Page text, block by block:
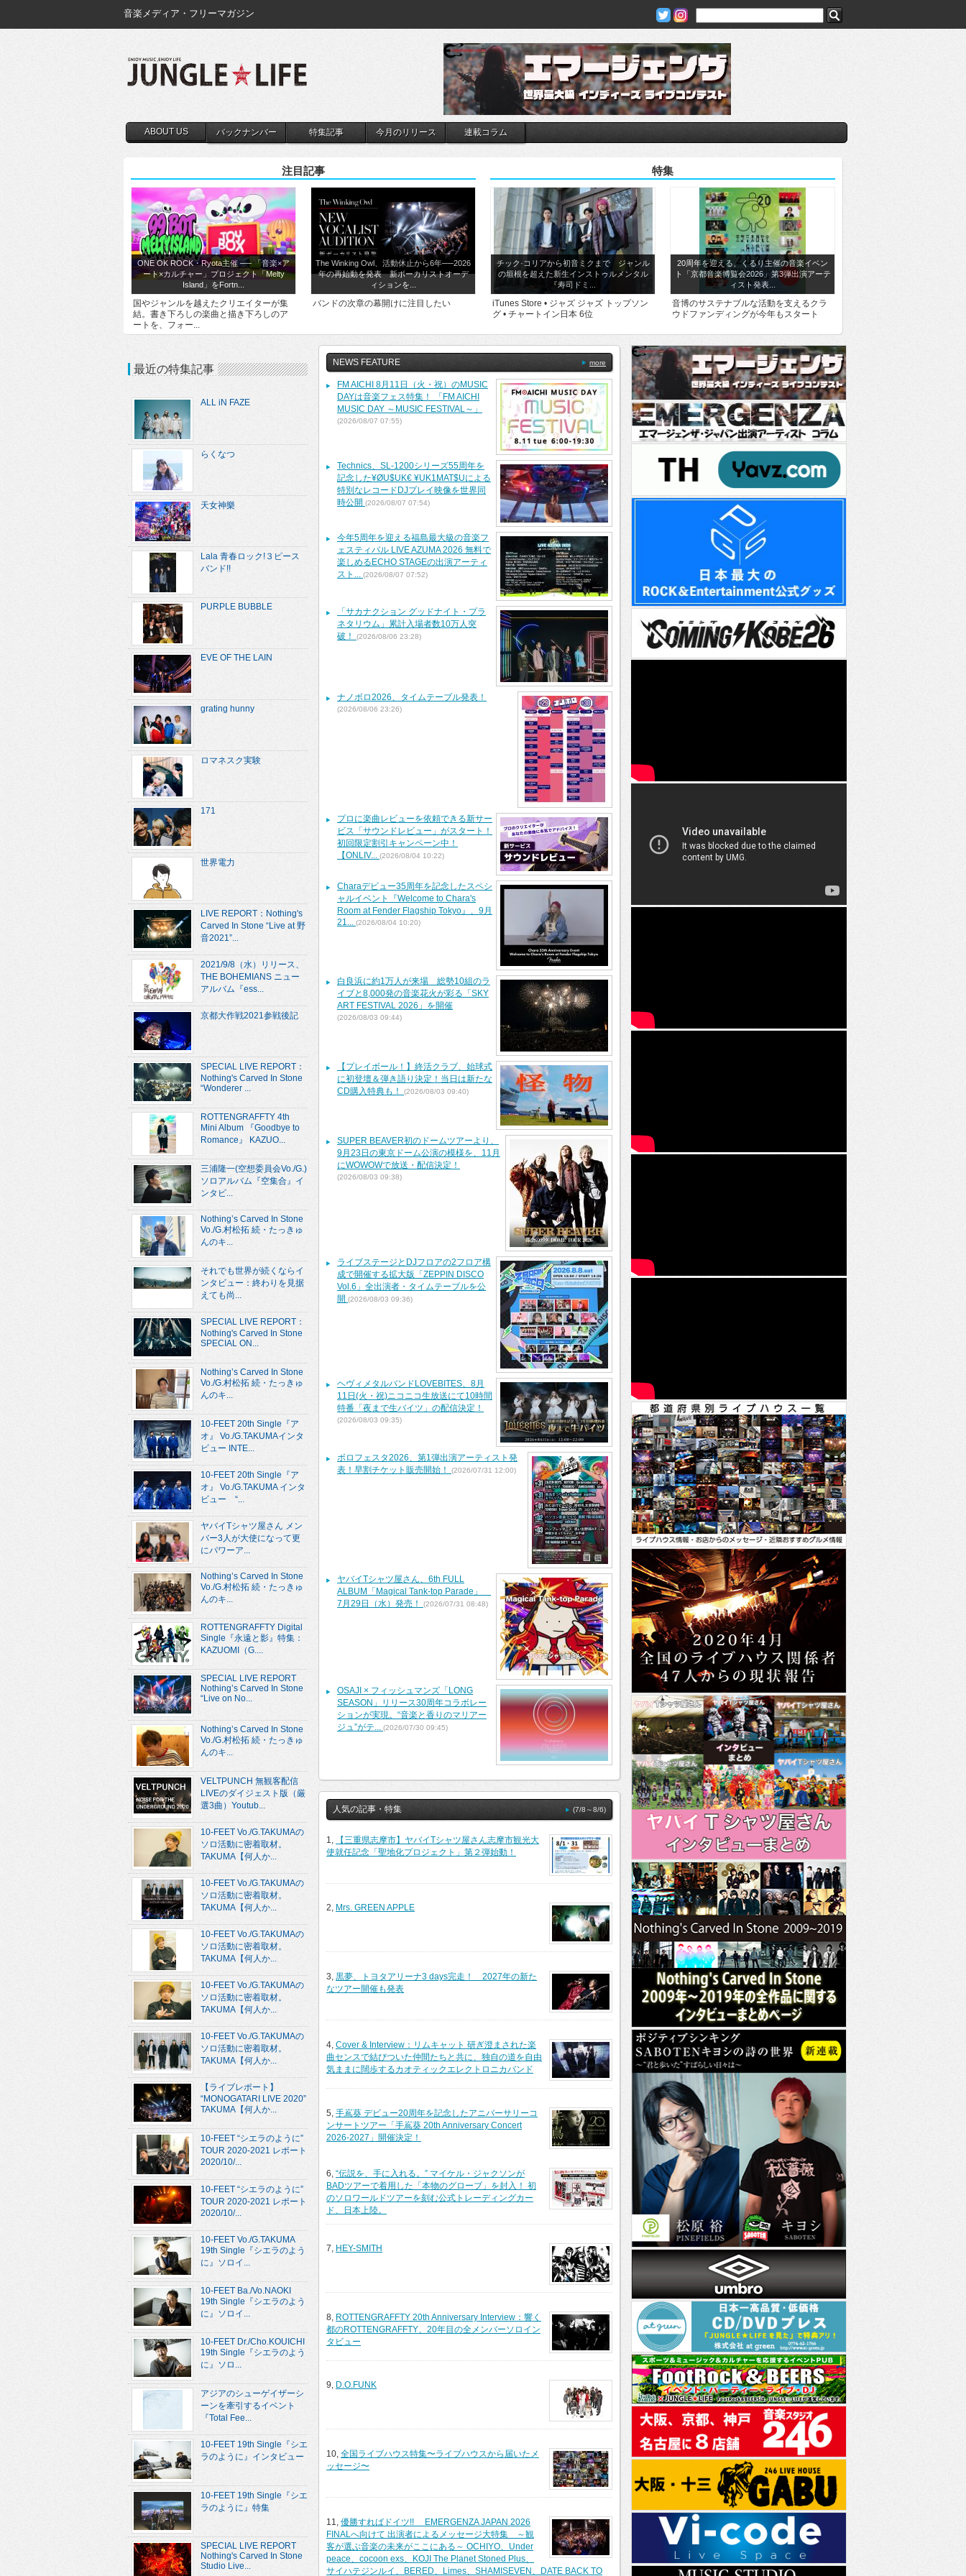
音楽メディア・フリーマガジン
ABOUT US バックナンバー 特集記事 今月のリリース 連載コラム
注目記事 特集
ONE OK ROCK・Ryota主催 ── 「音楽×ア
ート×カルチャー」プロジェクト「Melty
Island」をFortn...
国やジャンルを越えたクリエイターが集
結。書き下ろしの楽曲と描き下ろしのア
ートを、フォー...
The Winking Owl、活動休止から6年──2026
年の再始動を発表 新ボーカリストオーデ
ィションを...
バンドの次章の幕開けに注目したい
チック·コリアから初音ミクまで ジャンル
の垣根を超えた新生インストゥルメンタル
『寿司ドミ...
iTunes Store • ジャズ ジャズ トップソン
グ • チャートイン日本 6位
20周年を迎える、くるり主催の音楽イベン
ト「京都音楽博覧会2026」第3弾出演アーテ
ィスト発表...
音博のサステナブルな活動を支えるクラ
ウドファンディングが今年もスタート
NEWS FEATURE more
FM AICHI 8月11日（火・祝）のMUSIC
DAYは音楽フェス特集！ 「FM AICHI
MUSIC DAY ～MUSIC FESTIVAL～」
(2026/08/07 07:55)
Technics、SL-1200シリーズ55周年を
記念した¥ØU$UK€ ¥UK1MAT$Uによる
特別なレコードDJプレイ映像を世界同
時公開 (2026/08/07 07:54)
今年5周年を迎える福島最大級の音楽フ
ェスティバル LIVE AZUMA 2026 無料で
楽しめるECHO STAGEの出演アーティ
スト... (2026/08/07 07:52)
「サカナクション グッドナイト・プラ
ネタリウム」累計入場者数10万人突
破！
(2026/08/06 23:28)
ナノボロ2026、タイムテーブル発表！
(2026/08/06 23:26)
プロに楽曲レビューを依頼できる新サー
ビス「サウンドレビュー」がスタート！
初回限定割引キャンペーン中！
【ONLIV... (2026/08/04 10:22)
Charaデビュー35周年を記念したスペシ
ャルイベント『Welcome to Chara's
Room at Fender Flagship Tokyo』、9月
21... (2026/08/04 10:20)
白良浜に約1万人が来場 総勢10組のラ
イブと8,000発の音楽花火が彩る「SKY
ART FESTIVAL 2026」を開催
(2026/08/03 09:44)
【プレイボール！】終活クラブ、始球式
に初登壇＆弾き語り決定！当日は新たな
CD購入特典も！
(2026/08/03 09:40)
SUPER BEAVER初のドームツアーより、
9月23日の東京ドーム公演の模様を、11月
にWOWOWで放送・配信決定！
(2026/08/03 09:38)
ライブステージとDJフロアの2フロア構
成で開催する拡大版「ZEPPIN DISCO
Vol.6」全出演者・タイムテーブルを公
開 (2026/08/03 09:36)
ヘヴィメタルバンドLOVEBITES、8月
11日(火・祝)ニコニコ生放送にて10時間
特番「夜まで生バイツ」の配信決定！
(2026/08/03 09:35)
ボロフェスタ2026、第1弾出演アーティスト発
表！早割チケット販売開始！
(2026/07/31 12:00)
ヤバイTシャツ屋さん、6th FULL
ALBUM「Magical Tank-top Parade」
7月29日（水）発売！
(2026/07/31 08:48)
OSAJI × フィッシュマンズ「LONG
SEASON」リリース30周年コラボレー
ションが実現。“音楽と香りのマリアー
ジュ”がテ... (2026/07/30 09:45)
人気の記事・特集 (7/8～8/6)
1,
【三重県志摩市】ヤバイTシャツ屋さん志摩市観光大
使就任記念「聖地化プロジェクト」第２弾始動！
2, Mrs. GREEN APPLE
3, 黒夢、トヨタアリーナ3 days完走！ 2027年の新た
なツアー開催も発表
4, Cover & Interview：リムキャット 研ぎ澄まされた楽
曲センスで結びついた仲間たちと共に、独自の道を自由
気ままに闊歩するカオティックエレクトロニカバンド
5, 手嶌葵 デビュー20周年を記念したアニバーサリーコ
ンサートツアー「手嶌葵 20th Anniversary Concert
2026-2027」開催決定！
6, “伝説を、手に入れる。” マイケル・ジャクソンが
BADツアーで着用した「本物のグローブ」を封入！ 初
のソロワールドツアーを刻む公式トレーディングカー
ド、日本上陸。
7, HEY-SMITH
8, ROTTENGRAFFTY 20th Anniversary Interview：響く
都のROTTENGRAFFTY、20年目の全メンバーソロイン
タビュー
9, D.O.FUNK
10, 全国ライブハウス特集〜ライブハウスから届いたメ
ッセージ〜
11, 優勝すればドイツ!! EMERGENZA JAPAN 2026
FINALへ向けて 出演者によるメッセージ大特集 ～観
客が選ぶ音楽の未来がここにある～ OCHIYO、Under
peace、cocoon exs、KOJI The Planet Stoned Plus、
サイハテジンルイ、BERED、Limes、SHAMISEVEN、DATE BACK TO
最近の特集記事
ALL iN FAZE
らくなつ
天女神樂
Lala 青春ロック!３ピース
バンド!!
PURPLE BUBBLE
EVE OF THE LAIN
grating hunny
ロマネスク実験
171
世界電力
LIVE REPORT：Nothing's
Carved In Stone “Live at 野
音2021”...
2021/9/8（水）リリース、
THE BOHEMIANS ニュー
アルバム『ess...
京都大作戦2021参戦後記
SPECIAL LIVE REPORT：
Nothing's Carved In Stone
“Wonderer ...
ROTTENGRAFFTY 4th
Mini Album 『Goodbye to
Romance』 KAZUO...
三浦隆一(空想委員会Vo./G.)
ソロアルバム『空集合』イ
ンタビ...
Nothing’s Carved In Stone
Vo./G.村松拓 続・たっきゅ
んのキ...
それでも世界が続くならイ
ンタビュー：終わりを見据
えても尚...
SPECIAL LIVE REPORT：
Nothing's Carved In Stone
SPECIAL ON...
Nothing’s Carved In Stone
Vo./G.村松拓 続・たっきゅ
んのキ...
10-FEET 20th Single『ア
オ』 Vo./G.TAKUMAインタ
ビュー INTE...
10-FEET 20th Single『ア
オ』 Vo./G.TAKUMA インタ
ビュー “...
ヤバイTシャツ屋さん メン
バー3人が大使になって更
にパワーア...
Nothing’s Carved In Stone
Vo./G.村松拓 続・たっきゅ
んのキ...
ROTTENGRAFFTY Digital
Single『永遠と影』特集：
KAZUOMI（G....
SPECIAL LIVE REPORT
Nothing’s Carved In Stone
“Live on No...
Nothing’s Carved In Stone
Vo./G.村松拓 続・たっきゅ
んのキ...
VELTPUNCH 無観客配信
LIVEのダイジェスト版（厳
選3曲）Youtub...
10-FEET Vo./G.TAKUMAの
ソロ活動に密着取材。
TAKUMA【何人か...
10-FEET Vo./G.TAKUMAの
ソロ活動に密着取材。
TAKUMA【何人か...
10-FEET Vo./G.TAKUMAの
ソロ活動に密着取材。
TAKUMA【何人か...
10-FEET Vo./G.TAKUMAの
ソロ活動に密着取材。
TAKUMA【何人か...
10-FEET Vo./G.TAKUMAの
ソロ活動に密着取材。
TAKUMA【何人か...
【ライブレポート】
“MONOGATARI LIVE 2020”
TAKUMA【何人か...
10-FEET “シエラのように”
TOUR 2020-2021 レポート
2020/10/...
10-FEET “シエラのように”
TOUR 2020-2021 レポート
2020/10/...
10-FEET Vo./G.TAKUMA
19th Single『シエラのよう
に』ソロイ...
10-FEET Ba./Vo.NAOKI
19th Single『シエラのよう
に』ソロイ...
10-FEET Dr./Cho.KOUICHI
19th Single『シエラのよう
に』ソロ...
アジアのシューゲイザーシ
ーンを牽引するイベント
『Total Fee...
10-FEET 19th Single『シエ
ラのように』インタビュー
10-FEET 19th Single『シエ
ラのように』特集
SPECIAL LIVE REPORT
Nothing's Carved In Stone
Studio Live...